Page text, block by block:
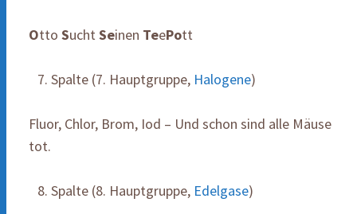
Otto SuchtSeinen TeePott
Spalte (7. Hauptgruppe, Halogene)
Fluor, Chlor, Brom, Iod – Und schon sind alle Mäuse
tot.
Spalte (8. Hauptgruppe, Edelgase)